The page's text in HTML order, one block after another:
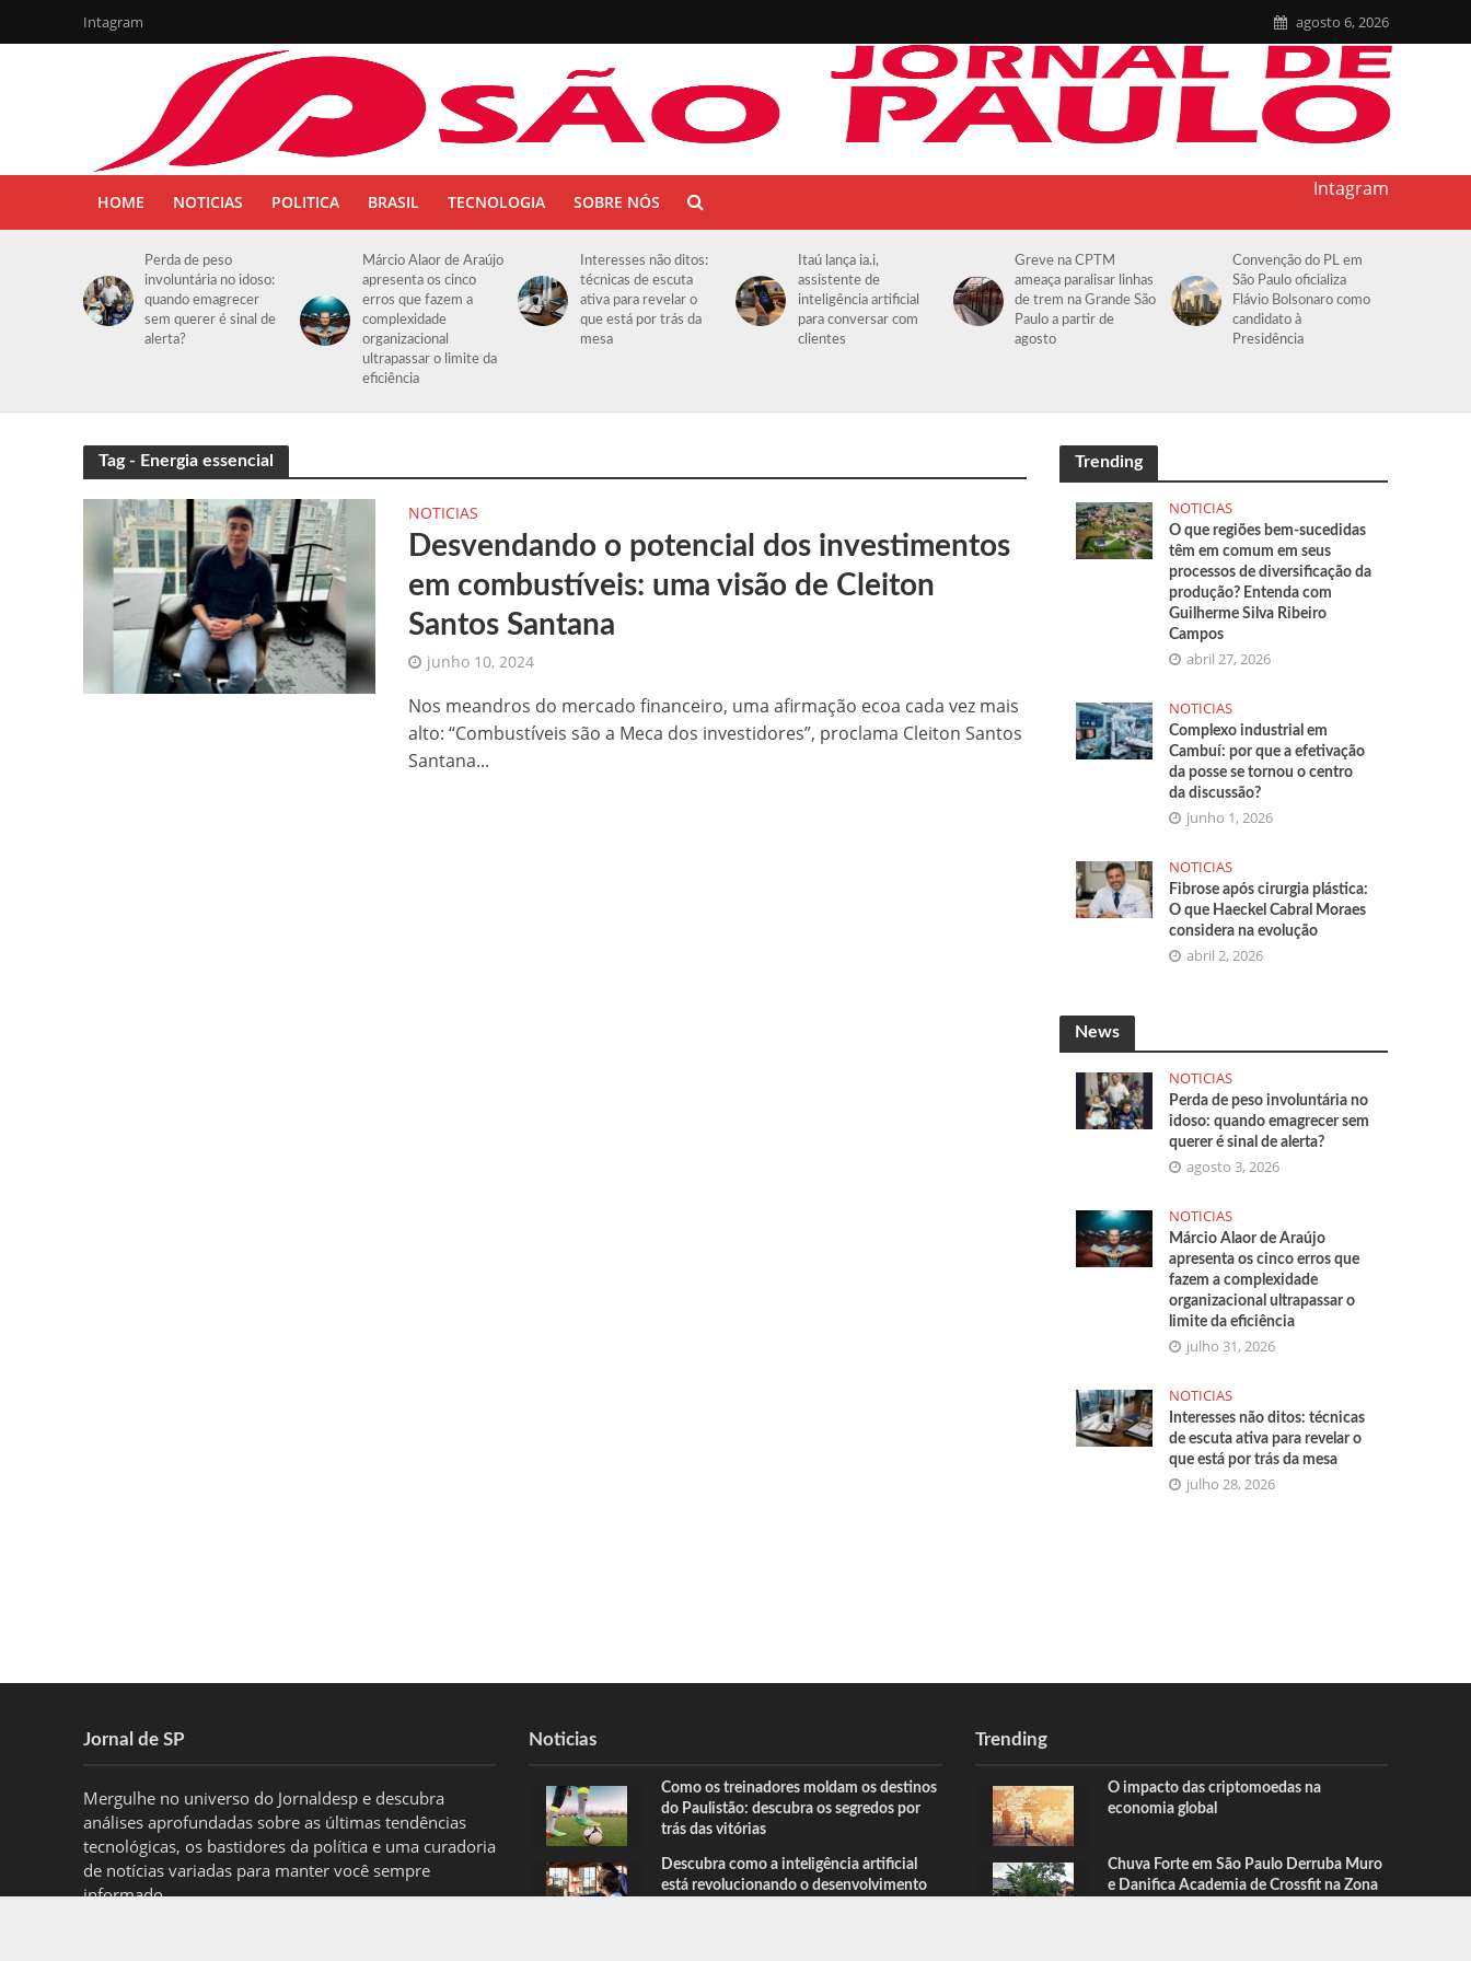
Intagram agosto 6, 2026
HOME NOTICIAS POLITICA BRASIL TECNOLOGIA SOBRE NÓS
Intagram
Perda de peso
involuntária no idoso:
quando emagrecer
sem querer é sinal de
alerta?
Márcio Alaor de Araújo
apresenta os cinco
erros que fazem a
complexidade
organizacional
ultrapassar o limite da
eficiência
Interesses não ditos:
técnicas de escuta
ativa para revelar o
que está por trás da
mesa
Itaú lança ia.i,
assistente de
inteligência artificial
para conversar com
clientes
Greve na CPTM
ameaça paralisar linhas
de trem na Grande São
Paulo a partir de
agosto
Convenção do PL em
São Paulo oficializa
Flávio Bolsonaro como
candidato à
Presidência
Tag - Energia essencial
NOTICIAS
Desvendando o potencial dos investimentos
em combustíveis: uma visão de Cleiton
Santos Santana
junho 10, 2024
Nos meandros do mercado financeiro, uma afirmação ecoa cada vez mais
alto: “Combustíveis são a Meca dos investidores”, proclama Cleiton Santos
Santana...
Trending
NOTICIAS
O que regiões bem-sucedidas
têm em comum em seus
processos de diversificação da
produção? Entenda com
Guilherme Silva Ribeiro
Campos
abril 27, 2026
NOTICIAS
Complexo industrial em
Cambuí: por que a efetivação
da posse se tornou o centro
da discussão?
junho 1, 2026
NOTICIAS
Fibrose após cirurgia plástica:
O que Haeckel Cabral Moraes
considera na evolução
abril 2, 2026
News
NOTICIAS
Perda de peso involuntária no
idoso: quando emagrecer sem
querer é sinal de alerta?
agosto 3, 2026
NOTICIAS
Márcio Alaor de Araújo
apresenta os cinco erros que
fazem a complexidade
organizacional ultrapassar o
limite da eficiência
julho 31, 2026
NOTICIAS
Interesses não ditos: técnicas
de escuta ativa para revelar o
que está por trás da mesa
julho 28, 2026
Jornal de SP
Mergulhe no universo do Jornaldesp e descubra
análises aprofundadas sobre as últimas tendências
tecnológicas, os bastidores da política e uma curadoria
de notícias variadas para manter você sempre
informado.
Noticias
Como os treinadores moldam os destinos
do Paulistão: descubra os segredos por
trás das vitórias
Descubra como a inteligência artificial
está revolucionando o desenvolvimento
Trending
O impacto das criptomoedas na
economia global
Chuva Forte em São Paulo Derruba Muro
e Danifica Academia de Crossfit na Zona